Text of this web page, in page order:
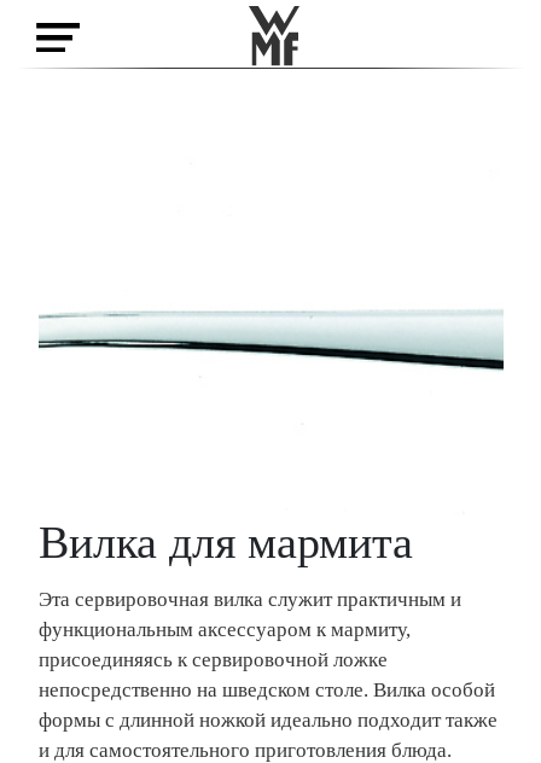
Вилка для мармита
Эта сервировочная вилка служит практичным и
функциональным аксессуаром к мармиту,
присоединяясь к сервировочной ложке
непосредственно на шведском столе. Вилка особой
формы с длинной ножкой идеально подходит также
и для самостоятельного приготовления блюда.